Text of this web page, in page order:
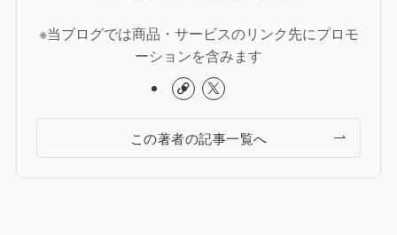
※当ブログでは商品・サービスのリンク先にプロモ
ーションを含みます
この著者の記事一覧へ